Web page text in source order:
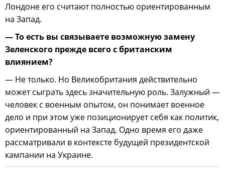
Лондоне его считают полностью ориентированным
на Запад.
— То есть вы связываете возможную замену
Зеленского прежде всего с британским
влиянием?
— Не только. Но Великобритания действительно
может сыграть здесь значительную роль. Залужный —
человек с военным опытом, он понимает военное
дело и при этом уже позиционирует себя как политик,
ориентированный на Запад. Одно время его даже
рассматривали в контексте будущей президентской
кампании на Украине.